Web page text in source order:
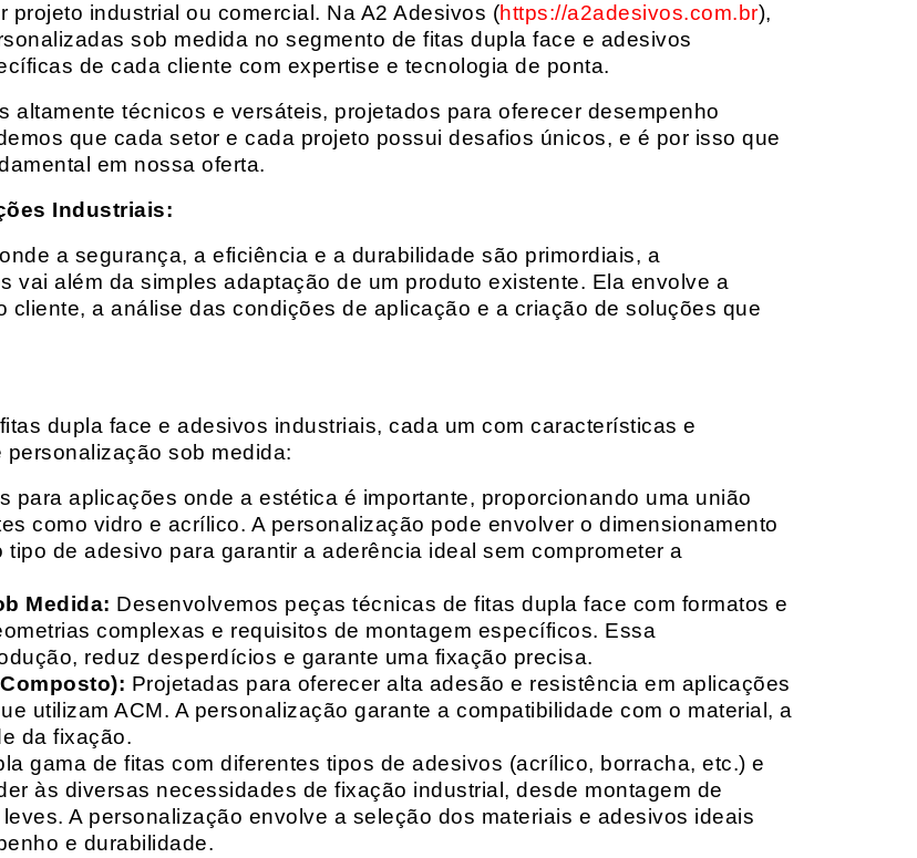
industrial ou comercial. Na A2 Adesivos (https://a2adesivos.com.br),
sob medida no segmento de fitas dupla face e adesivos
de cada cliente com expertise e tecnologia de ponta.
altamente técnicos e versáteis, projetados para oferecer desempenho
que cada setor e cada projeto possui desafios únicos, e é por isso que
em nossa oferta.
Industriais:
a segurança, a eficiência e a durabilidade são primordiais, a
vai além da simples adaptação de um produto existente. Ela envolve a
a análise das condições de aplicação e a criação de soluções que
dupla face e adesivos industriais, cada um com características e
sob medida:
para aplicações onde a estética é importante, proporcionando uma união
como vidro e acrílico. A personalização pode envolver o dimensionamento
de adesivo para garantir a aderência ideal sem comprometer a
Medida: Desenvolvemos peças técnicas de fitas dupla face com formatos e
complexas e requisitos de montagem específicos. Essa
reduz desperdícios e garante uma fixação precisa.
Projetadas para oferecer alta adesão e resistência em aplicações
utilizam ACM. A personalização garante a compatibilidade com o material, a
da fixação.
gama de fitas com diferentes tipos de adesivos (acrílico, borracha, etc.) e
às diversas necessidades de fixação industrial, desde montagem de
A personalização envolve a seleção dos materiais e adesivos ideais
e durabilidade.